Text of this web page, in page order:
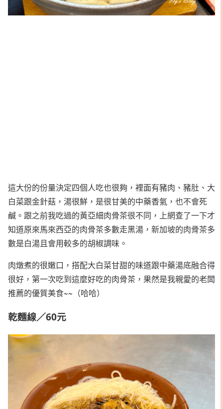
這大份的份量決定四個人吃也很夠，裡面有豬肉、豬肚、大
白菜跟金針菇，湯很鮮，是很甘美的中藥香氣，也不會死
鹹。跟之前我吃過的黃亞細肉骨茶很不同，上網查了一下才
知道原來馬來西亞的肉骨茶多數走黑湯，新加坡的肉骨茶多
數是白湯且會用較多的胡椒調味。
肉燉煮的很嫩口，搭配大白菜甘甜的味道跟中藥湯底融合得
很好，第一次吃到這麼好吃的肉骨茶，果然是我親愛的老闆
推薦的優質美食~~（哈哈）
乾麵線／60元